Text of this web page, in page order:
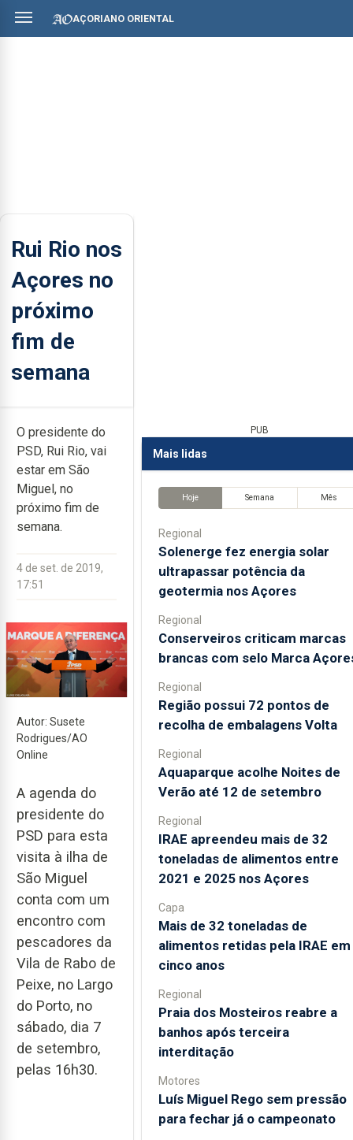
AÇORIANO ORIENTAL
Rui Rio nos
Açores no
próximo
fim de
semana
O presidente do
PSD, Rui Rio, vai
estar em São
Miguel, no
próximo fim de
semana.
4 de set. de 2019,
17:51
Autor: Susete
Rodrigues/AO
Online
A agenda do
presidente do
PSD para esta
visita à ilha de
São Miguel
conta com um
encontro com
pescadores da
Vila de Rabo de
Peixe, no Largo
do Porto, no
sábado, dia 7
de setembro,
pelas 16h30.
PUB
Mais lidas
Hoje Semana Mês
Regional
Solenerge fez energia solar
ultrapassar potência da
geotermia nos Açores
Regional
Conserveiros criticam marcas
brancas com selo Marca
Regional
Região possui 72 pontos de
recolha de embalagens Volta
Regional
Aquaparque acolhe Noites de
Verão até 12 de setembro
Regional
IRAE apreendeu mais de 32
toneladas de alimentos entre
2021 e 2025 nos Açores
Capa
Mais de 32 toneladas de
alimentos retidas pela IRAE em
cinco anos
Regional
Praia dos Mosteiros reabre a
banhos após terceira
interditação
Motores
Luís Miguel Rego sem pressão
para fechar já o campeonato